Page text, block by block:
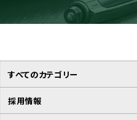
すべてのカテゴリー
採用情報